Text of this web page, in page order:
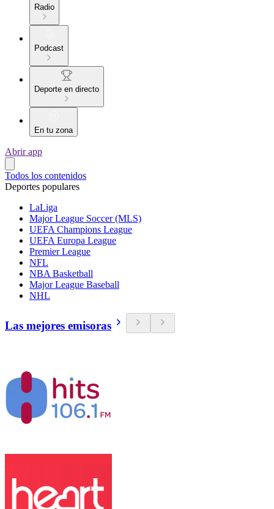
Radio
Podcast
Deporte en directo
En tu zona
Abrir app
Todos los contenidos
Deportes populares
LaLiga
Major League Soccer (MLS)
UEFA Champions League
UEFA Europa League
Premier League
NFL
NBA Basketball
Major League Baseball
NHL
Las mejores emisoras